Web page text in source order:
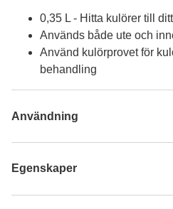
0,35 L - Hitta kulörer till
Används både ute och
Använd kulörprovet för
behandling
Användning
Egenskaper